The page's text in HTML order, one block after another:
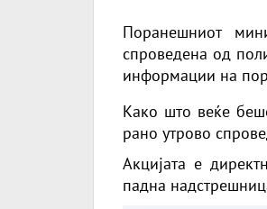
Поранешниот
спроведена од
информации на
Како што веќе
рано утрово
Акцијата е
падна